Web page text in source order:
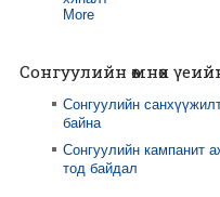
More
Сонгуулийн өмнөх
Сонгуулийн
байна
Сонгуулийн кампанит
тод байдал